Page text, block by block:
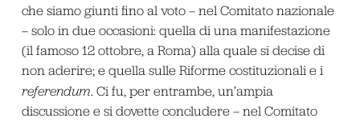
che siamo giunti fino al voto – nel Comitato nazionale
– solo in due occasioni: quella di una manifestazione
(il famoso 12 ottobre, a Roma) alla quale si decise di
non aderire; e quella sulle Riforme costituzionali e i
referendum. Ci fu, per entrambe, un’ampia
discussione e si dovette concludere – nel Comitato